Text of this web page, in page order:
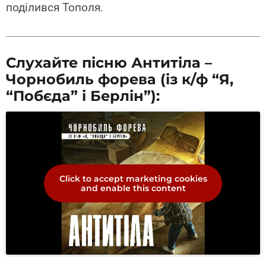
поділився Тополя.
Слухайте пісню Антитіла –
Чорнобиль форева (із к/ф “Я,
“Побєда” і Берлін”):
Click to accept marketing cookies
and enable this content